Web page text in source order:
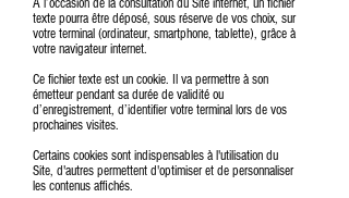
A l’occasion de la consultation du Site internet, un fichier
texte pourra être déposé, sous réserve de vos choix, sur
votre terminal (ordinateur, smartphone, tablette), grâce à
votre navigateur internet.
Ce fichier texte est un cookie. Il va permettre à son
émetteur pendant sa durée de validité ou
d’enregistrement, d’identifier votre terminal lors de vos
prochaines visites.
Certains cookies sont indispensables à l'utilisation du
Site, d'autres permettent d'optimiser et de personnaliser
les contenus affichés.